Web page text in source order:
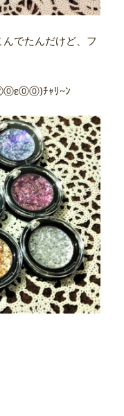
でたんだけど、フ
ﾁｬﾘ~ﾝ